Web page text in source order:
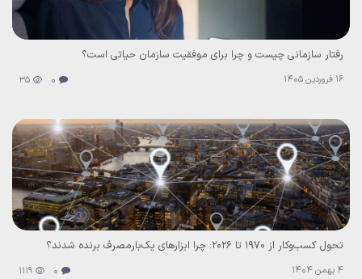
رفتار سازمانی چیست و چرا برای موفقیت سازمان‌ حیاتی است؟
16 فروردین 1405 0
35
تحول کسب‌وکار از ۱۹۷۰ تا ۲۰۲۶: چرا ابزارهای یک‌بارمصرف برنده شدند؟
4 بهمن 1404 0
1119